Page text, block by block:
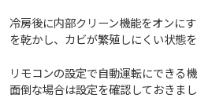
冷房後に内部クリーン機能をオンに
を乾かし、カビが繁殖しにくい状態を
リモコンの設定で自動運転にできる
面倒な場合は設定を確認しておきまし